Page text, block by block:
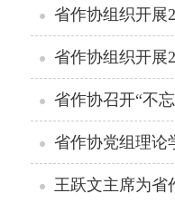
省作协组织开展
省作协组织开展
省作协召开“不
省作协党组理论
王跃文主席为省